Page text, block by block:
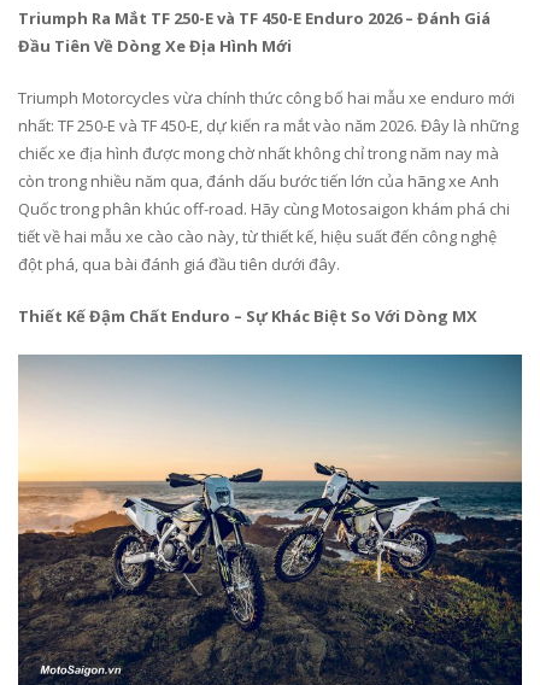
Triumph Ra Mắt TF 250-E và TF 450-E Enduro 2026 – Đánh Giá
Đầu Tiên Về Dòng Xe Địa Hình Mới
Triumph Motorcycles vừa chính thức công bố hai mẫu xe enduro mới
nhất: TF 250-E và TF 450-E, dự kiến ra mắt vào năm 2026. Đây là những
chiếc xe địa hình được mong chờ nhất không chỉ trong năm nay mà
còn trong nhiều năm qua, đánh dấu bước tiến lớn của hãng xe Anh
Quốc trong phân khúc off-road. Hãy cùng Motosaigon khám phá chi
tiết về hai mẫu xe cào cào này, từ thiết kế, hiệu suất đến công nghệ
đột phá, qua bài đánh giá đầu tiên dưới đây.
Thiết Kế Đậm Chất Enduro – Sự Khác Biệt So Với Dòng MX